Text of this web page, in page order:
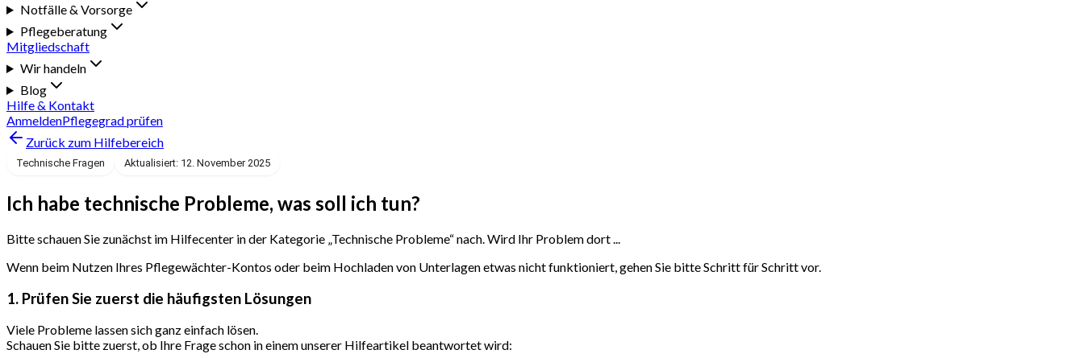
Notfälle & Vorsorge
Pflegeberatung
Mitgliedschaft
Wir handeln
Blog
Hilfe & Kontakt
AnmeldenPflegegrad prüfen
Zurück zum Hilfebereich
Technische Fragen Aktualisiert: 12. November 2025
Ich habe technische Probleme, was soll ich tun?
Bitte schauen Sie zunächst im Hilfecenter in der Kategorie „Technische Probleme“ nach. Wird Ihr Problem dort ...
Wenn beim Nutzen Ihres Pflegewächter-Kontos oder beim Hochladen von Unterlagen etwas nicht funktioniert, gehen Sie bitte Schritt für Schritt vor.
1. Prüfen Sie zuerst die häufigsten Lösungen
Viele Probleme lassen sich ganz einfach lösen.
Schauen Sie bitte zuerst, ob Ihre Frage schon in einem unserer Hilfeartikel beantwortet wird: